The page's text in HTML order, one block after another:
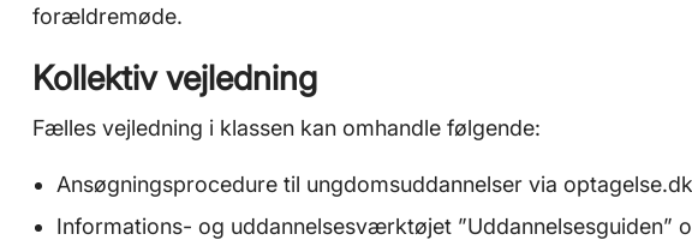
forældremøde.
Kollektiv vejledning
Fælles vejledning i klassen kan omhandle følgende:
Ansøgningsprocedure til ungdomsuddannelser via optagelse.dk
Informations- og uddannelsesværktøjet ”Uddannelsesguiden”